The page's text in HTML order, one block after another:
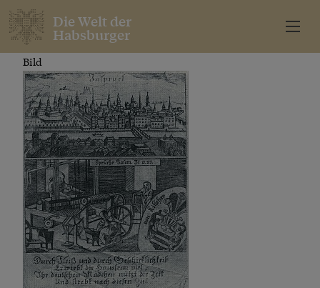
Die Welt der
Habsburger
Bild